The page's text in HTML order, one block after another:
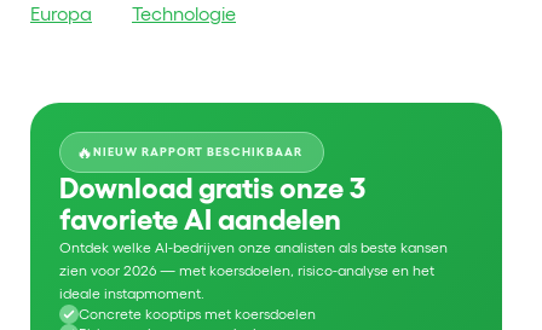
Europa
Technologie
🔥NIEUW RAPPORT BESCHIKBAAR
Download gratis onze 3
favoriete AI aandelen
Ontdek welke AI-bedrijven onze analisten als beste kansen
zien voor 2026 — met koersdoelen, risico-analyse en het
ideale instapmoment.
Concrete kooptips met koersdoelen